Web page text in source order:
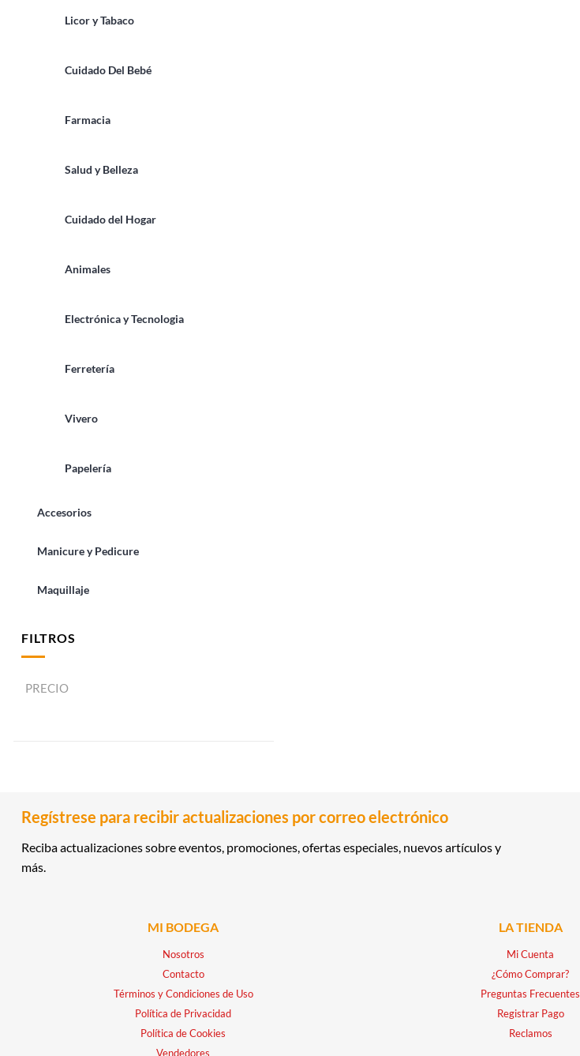
Licor y Tabaco
Cuidado Del Bebé
Farmacia
Salud y Belleza
Cuidado del Hogar
Animales
Electrónica y Tecnologia
Ferretería
Vivero
Papelería
Accesorios
Manicure y Pedicure
Maquillaje
FILTROS
PRECIO
Regístrese para recibir actualizaciones por correo electrónico
Reciba actualizaciones sobre eventos, promociones, ofertas especiales, nuevos artículos y
más.
MI BODEGA
Nosotros
Contacto
Términos y Condiciones de Uso
Política de Privacidad
Política de Cookies
Vendedores
LA TIENDA
Mi Cuenta
¿Cómo Comprar?
Preguntas Frecuentes
Registrar Pago
Reclamos